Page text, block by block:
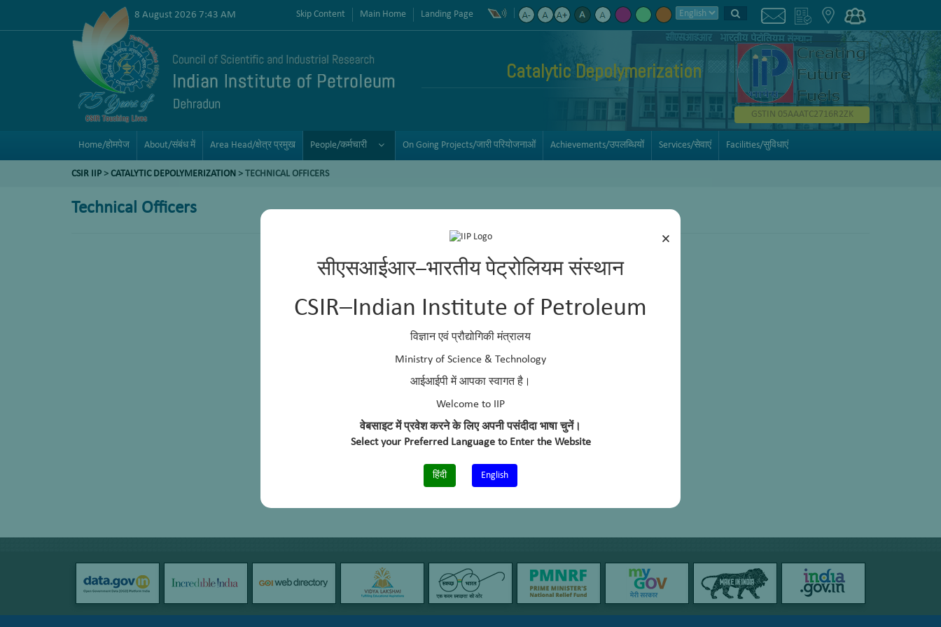
×
सीएसआईआर–भारतीय पेट्रोलियम संस्थान
CSIR–Indian Institute of Petroleum
विज्ञान एवं प्रौद्योगिकी मंत्रालय
Ministry of Science & Technology
आईआईपी में आपका स्वागत है।
Welcome to IIP
वेबसाइट में प्रवेश करने के लिए अपनी पसंदीदा भाषा चुनें।
Select your Preferred Language to Enter the Website
हिंदी English
8 August 2026 7:43 AM Skip Content Main Home Landing Page
Catalytic Depolymerization
GSTIN 05AAATC2716R2ZK
Home/होमपेज About/संबंध में Area Head/क्षेत्र प्रमुख People/कर्मचारी On Going Projects/जारी परियोजनाओं Achievements/उपलब्धियों Services/सेवाएं Facilities/सुविधाएं
CSIR IIP > CATALYTIC DEPOLYMERIZATION > TECHNICAL OFFICERS
Technical Officers